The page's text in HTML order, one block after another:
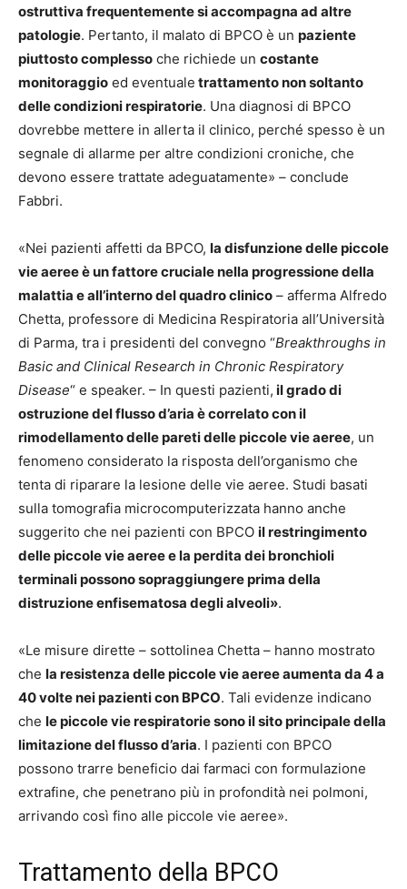
ostruttiva frequentemente si accompagna ad altre
patologie. Pertanto, il malato di BPCO è un paziente
piuttosto complesso che richiede un costante
monitoraggio ed eventuale trattamento non soltanto
delle condizioni respiratorie. Una diagnosi di BPCO
dovrebbe mettere in allerta il clinico, perché spesso è un
segnale di allarme per altre condizioni croniche, che
devono essere trattate adeguatamente» – conclude
Fabbri.
«Nei pazienti affetti da BPCO, la disfunzione delle piccole
vie aeree è un fattore cruciale nella progressione della
malattia e all’interno del quadro clinico – afferma Alfredo
Chetta, professore di Medicina Respiratoria all’Università
di Parma, tra i presidenti del convegno “Breakthroughs in
Basic and Clinical Research in Chronic Respiratory
Disease“ e speaker. – In questi pazienti, il grado di
ostruzione del flusso d’aria è correlato con il
rimodellamento delle pareti delle piccole vie aeree, un
fenomeno considerato la risposta dell’organismo che
tenta di riparare la lesione delle vie aeree. Studi basati
sulla tomografia microcomputerizzata hanno anche
suggerito che nei pazienti con BPCO il restringimento
delle piccole vie aeree e la perdita dei bronchioli
terminali possono sopraggiungere prima della
distruzione enfisematosa degli alveoli».
«Le misure dirette – sottolinea Chetta – hanno mostrato
che la resistenza delle piccole vie aeree aumenta da 4 a
40 volte nei pazienti con BPCO. Tali evidenze indicano
che le piccole vie respiratorie sono il sito principale della
limitazione del flusso d’aria. I pazienti con BPCO
possono trarre beneficio dai farmaci con formulazione
extrafine, che penetrano più in profondità nei polmoni,
arrivando così fino alle piccole vie aeree».
Trattamento della BPCO